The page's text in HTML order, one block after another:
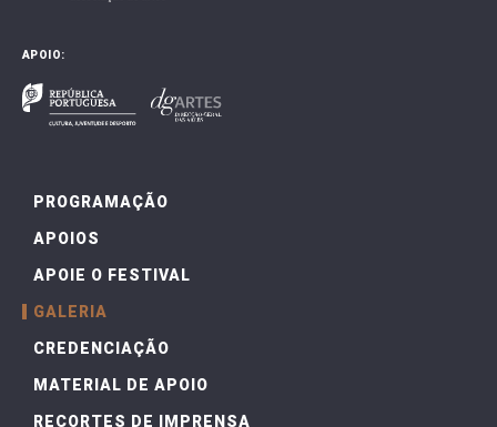
APOIO:
PROGRAMAÇÃO
APOIOS
APOIE O FESTIVAL
GALERIA
CREDENCIAÇÃO
MATERIAL DE APOIO
RECORTES DE IMPRENSA